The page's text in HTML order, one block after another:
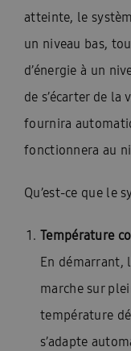
atteinte, le
un niveau bas,
d’énergie à un
de s’écarter de
fournira
fonctionnera au
Qu’est-ce que le
Température
En démarrant,
marche sur
température
s’adapte